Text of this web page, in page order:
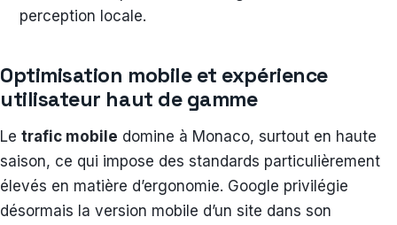
perception locale.
Optimisation mobile et expérience
utilisateur haut de gamme
Le trafic mobile domine à Monaco, surtout en haute
saison, ce qui impose des standards particulièrement
élevés en matière d’ergonomie. Google privilégie
désormais la version mobile d’un site dans son